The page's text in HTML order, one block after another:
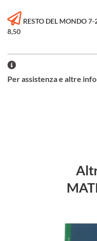
RESTO DEL MONDO
8,50
Per assistenza e altre